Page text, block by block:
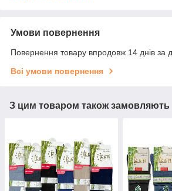
Умови повернення
Повернення товару впродовж 14 днів за
Всі умови повернення
З цим товаром також замовляють